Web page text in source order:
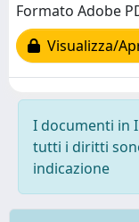
Formato Adobe
Visualizza/
I documenti in
tutti i diritti
indicazione